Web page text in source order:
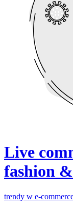
Live
fashion
trendy w e-